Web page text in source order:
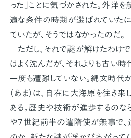
った」ことに気づかされた。外洋を
適な条件の時期が選ばれていた
ていたが、そうではなかったのだ。
ただし、それで謎が解けたわけ
はよく沈んだが、それよりも古い時
一度も遭難していない。縄文時代
（あま）は、自在に大海原を往き来
ある。歴史や技術が進歩するのな
や7世紀前半の遣隋使が無事で